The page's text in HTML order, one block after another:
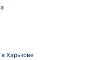
Харькове